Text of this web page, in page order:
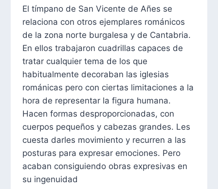
El tímpano de San Vicente de Añes se
relaciona con otros ejemplares románicos
de la zona norte burgalesa y de Cantabria.
En ellos trabajaron cuadrillas capaces de
tratar cualquier tema de los que
habitualmente decoraban las iglesias
románicas pero con ciertas limitaciones a la
hora de representar la figura humana.
Hacen formas desproporcionadas, con
cuerpos pequeños y cabezas grandes. Les
cuesta darles movimiento y recurren a las
posturas para expresar emociones. Pero
acaban consiguiendo obras expresivas en
su ingenuidad